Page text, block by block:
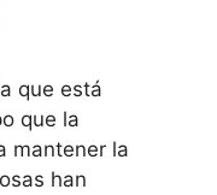
que está
que la
mantener la
han